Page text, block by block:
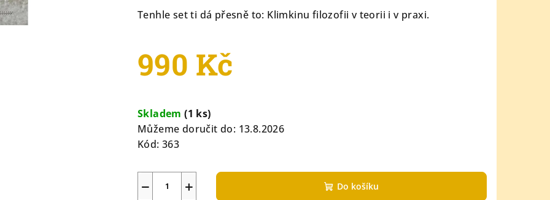
Tenhle set ti dá přesně to: Klimkinu filozofii v teorii i v praxi.
990 Kč
cena:
Skladem(1 ks)
Můžeme doručit do: 13.8.2026
Kód: 363
+
− Do košíku